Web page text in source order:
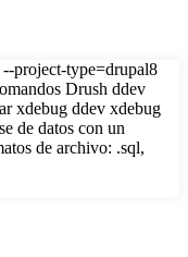
project-type=drupal8
Drush ddev
xdebug ddev xdebug
de datos con un
de archivo: .sql,